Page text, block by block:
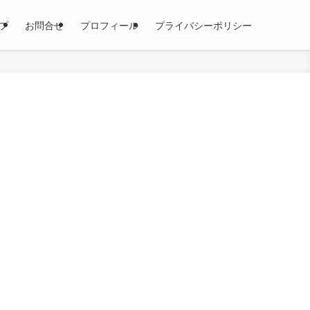
お問合せ プロフィール プライバシーポリシー